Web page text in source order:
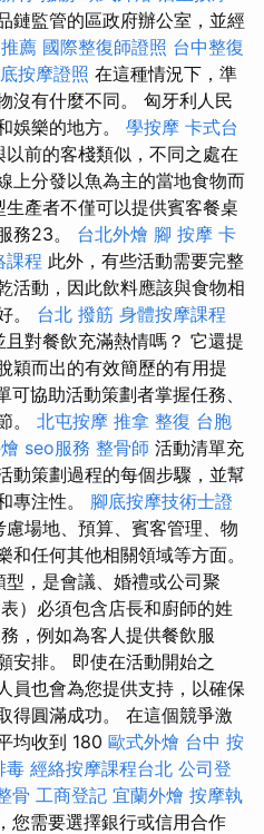
鏈監管的區政府辦公室，並經
薦 國際整復師證照 台中整復
按摩證照 在這種情況下，準
沒有什麼不同。 匈牙利人民
娛樂的地方。 學按摩 卡式台
以前的客棧類似，不同之處在
上分發以魚為主的當地食物而
生產者不僅可以提供賓客餐桌
務23。 台北外燴 腳 按摩 卡
課程 此外，有些活動需要完整
活動，因此飲料應該與食物相
。 台北 撥筋 身體按摩課程
對餐飲充滿熱情嗎？ 它還提
穎而出的有效簡歷的有用提
可協助活動策劃者掌握任務、
。 北屯按摩 推拿 整復 台胞
seo服務 整骨師 活動清單充
動策劃過程的每個步驟，並幫
專注性。 腳底按摩技術士證
慮場地、預算、賓客管理、物
任何其他相關領域等方面。
，是會議、婚禮或公司聚
）必須包含店長和廚師的姓
，例如為客人提供餐飲服
安排。 即使在活動開始之
員也會為您提供支持，以確保
得圓滿成功。 在這個競爭激
均收到 180 歐式外燴 台中 按
毒 經絡按摩課程台北 公司登
骨 工商登記 宜蘭外燴 按摩執
您需要選擇銀行或信用合作